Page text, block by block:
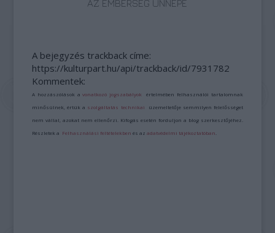
AZ EMBERSÉG ÜNNEPE
A bejegyzés trackback címe:
https://kulturpart.hu/api/trackback/id/7931782
Kommentek:
A hozzászólások avonatkozó jogszabályok értelmében felhasználói tartalomnak
minősülnek, értük a szolgáltatás technikai üzemeltetője semmilyen felelősséget
nem vállal, azokat nem ellenőrzi. Kifogás esetén forduljon a blog szerkesztőjéhez.
Részletek a Felhasználási feltételekben és azadatvédelmi tájékoztatóban